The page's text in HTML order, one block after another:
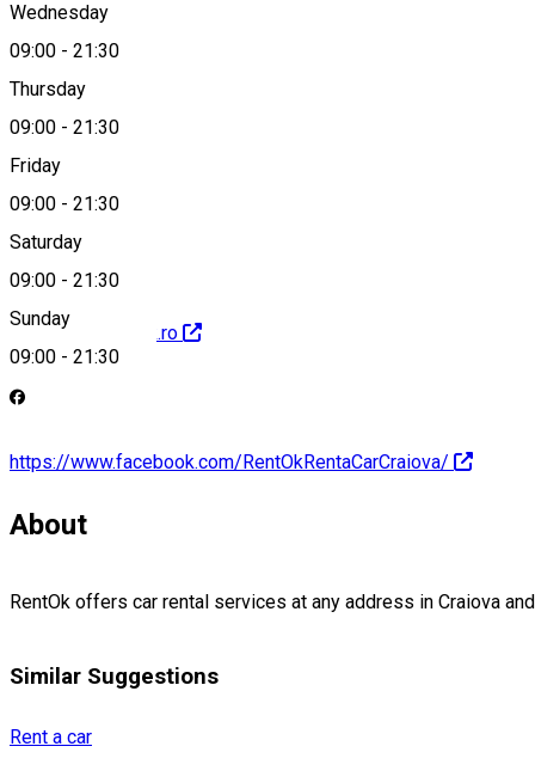
Wednesday
09:00 - 21:30
Thursday
09:00 - 21:30
Friday
09:00 - 21:30
Saturday
09:00 - 21:30
Sunday
09:00 - 21:30
hello@rentok.ro
http://www.rentok.ro
https://www.facebook.com/RentOkRentaCarCraiova/
About
RentOk offers car rental services at any address in Craiova
Similar Suggestions
Rent a car